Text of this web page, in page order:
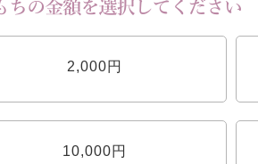
2,000円
10,000円